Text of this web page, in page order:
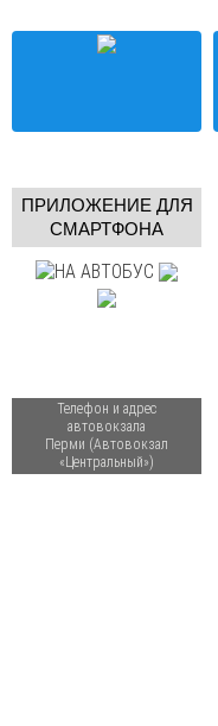
ПРИЛОЖЕНИЕ ДЛЯ
СМАРТФОНА
Телефон и адрес
автовокзала
Перми (Автовокзал
«Центральный»)